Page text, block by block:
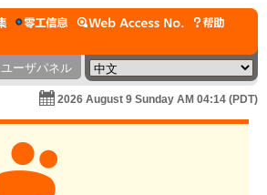
ユーザパネル
2026 August 9 Sunday AM 04:14 (PDT)